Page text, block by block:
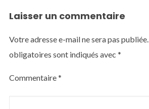
Laisser un commentaire
Votre adresse e-mail ne sera pas publiée.
obligatoires sont indiqués avec *
Commentaire*